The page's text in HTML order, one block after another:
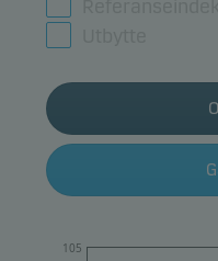
105